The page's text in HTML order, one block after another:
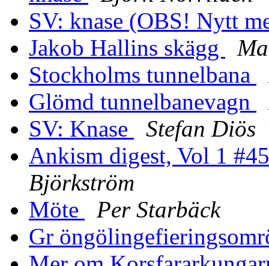
SV: knase (OBS! Nytt
Jakob Hallins skägg
Stockholms tunnelbana
Glömd tunnelbanevagn
SV: Knase
Stefan Diös
Ankism digest, Vol 1
Björkström
Möte
Per Starbäck
Gr